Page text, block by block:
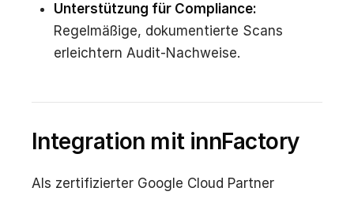
Unterstützung für Compliance:
Regelmäßige, dokumentierte Scans
erleichtern Audit-Nachweise.
Integration mit innFactory
Als zertifizierter Google Cloud Partner